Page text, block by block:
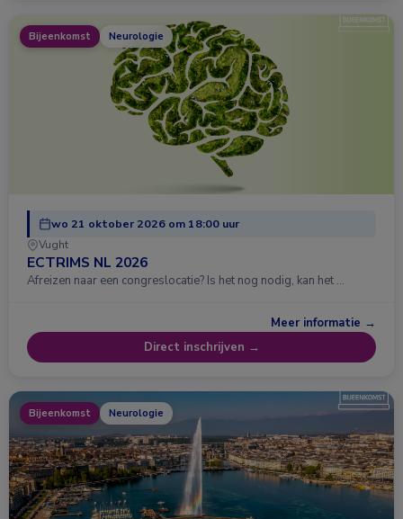
Bijeenkomst Neurologie
wo 21 oktober 2026 om 18:00 uur
Vught
ECTRIMS NL 2026
Afreizen naar een congreslocatie? Is het nog nodig, kan het …
Meer informatie →
Direct inschrijven →
Bijeenkomst Neurologie